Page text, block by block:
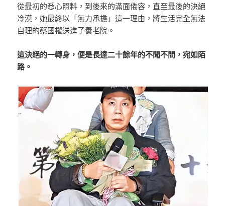
從最初的悉心照料，到後來的滿面倦容，直至最後的決絕
冷漠，她最終以「無力承擔」這一理由，將生活完全無法
自理的蔡國權送進了養老院。
這決絕的一轉身，便是長達二十餘年的不聞不問，宛如陌
路。